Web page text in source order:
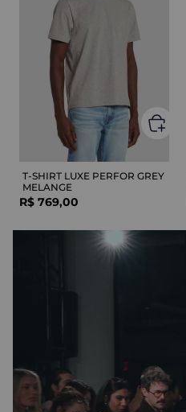
T-SHIRT LUXE PERFOR GREY
MELANGE
R$ 769,00